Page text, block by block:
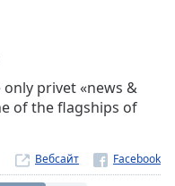
only privet «news &
of the flagships of
Вебсайт